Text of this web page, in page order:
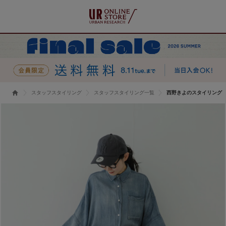
スタッフスタイリング スタッフスタイリング一覧 西野きよのスタイリング